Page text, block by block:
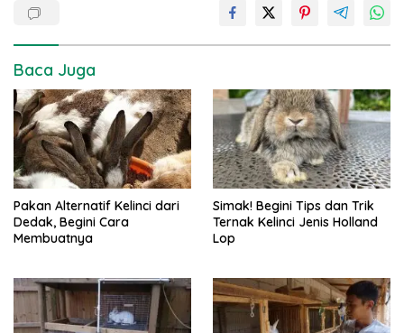
Baca Juga
Pakan Alternatif Kelinci dari
Dedak, Begini Cara
Membuatnya
Simak! Begini Tips dan Trik
Ternak Kelinci Jenis Holland
Lop